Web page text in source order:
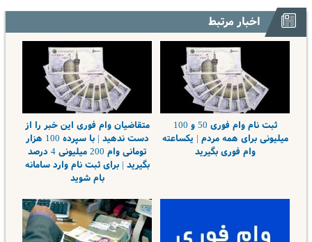
اخبار مرتبط
ثبت نام وام فوری 50 و 100
میلیونی برای همه مردم | یکساعته
وام فوری بگیرید
متقاضیان وام فوری این خبر را از
دست ندهید | با سپرده 100 هزار
تومانی وام 200 میلیونی 4 درصد
بگیرید | برای ثبت نام وارد سامانه
بام شوید